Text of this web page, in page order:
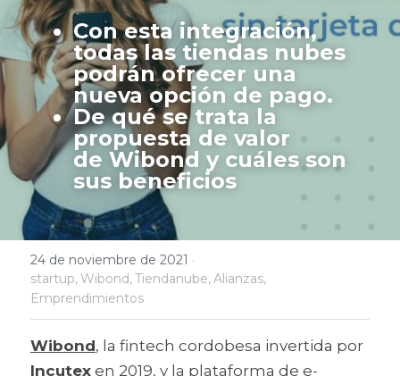
Con esta integración,
todas las tiendas nubes
podrán ofrecer una
nueva opción de pago.
De qué se trata la
propuesta de valor
de Wibond y cuáles son
sus beneficios
24 de noviembre de 2021 ·
startup,Wibond,Tiendanube,Alianzas,
Emprendimientos
Wibond
Incutex en 2019, y la plataforma de e-